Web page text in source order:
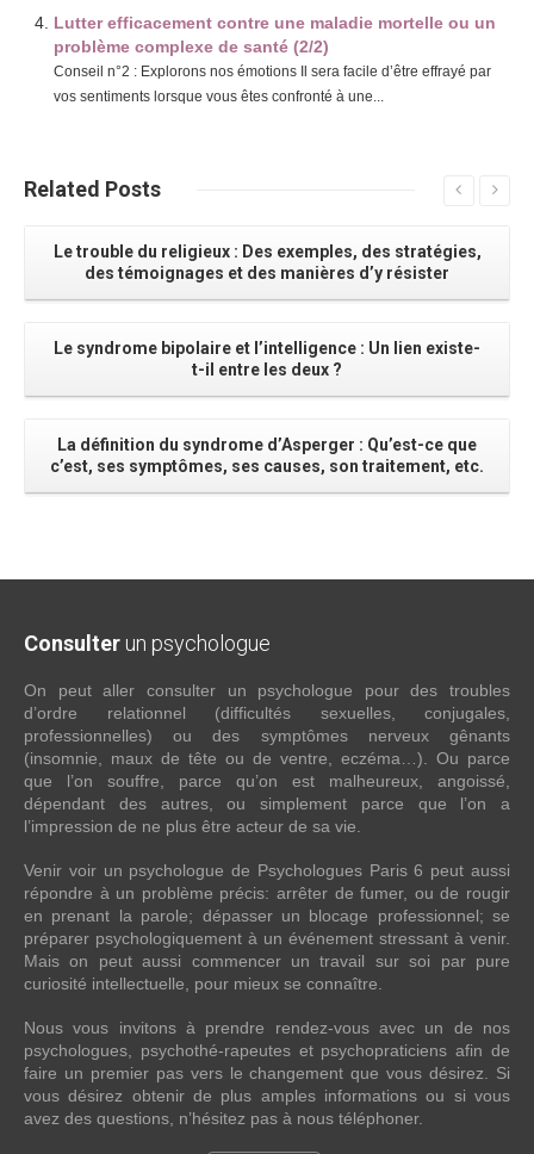
Lutter efficacement contre une maladie mortelle ou un
problème complexe de santé (2/2)
Conseil n°2 : Explorons nos émotions Il sera facile d’être effrayé par
vos sentiments lorsque vous êtes confronté à une...
Related Posts
Le trouble du religieux : Des exemples, des stratégies,
des témoignages et des manières d’y résister
Le syndrome bipolaire et l’intelligence : Un lien existe-
t-il entre les deux ?
La définition du syndrome d’Asperger : Qu’est-ce que
c’est, ses symptômes, ses causes, son traitement, etc.
Consulter un psychologue
On peut aller consulter un psychologue pour des troubles
d’ordre relationnel (difficultés sexuelles, conjugales,
professionnelles) ou des symptômes nerveux gênants
(insomnie, maux de tête ou de ventre, eczéma…). Ou parce
que l’on souffre, parce qu’on est malheureux, angoissé,
dépendant des autres, ou simplement parce que l’on a
l’impression de ne plus être acteur de sa vie.
Venir voir un psychologue de Psychologues Paris 6 peut aussi
répondre à un problème précis: arrêter de fumer, ou de rougir
en prenant la parole; dépasser un blocage professionnel; se
préparer psychologiquement à un événement stressant à venir.
Mais on peut aussi commencer un travail sur soi par pure
curiosité intellectuelle, pour mieux se connaître.
Nous vous invitons à prendre rendez-vous avec un de nos
psychologues, psychothé-rapeutes et psychopraticiens afin de
faire un premier pas vers le changement que vous désirez. Si
vous désirez obtenir de plus amples informations ou si vous
avez des questions, n’hésitez pas à nous téléphoner.